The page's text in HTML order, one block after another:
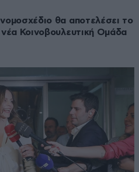
θα αποτελέσει το
Κοινοβουλευτική Ομάδα